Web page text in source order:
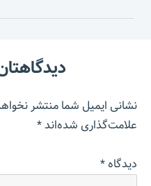
نشانی ایمیل شما منتشر
علامت‌گذاری شده‌اند*
دیدگاه*